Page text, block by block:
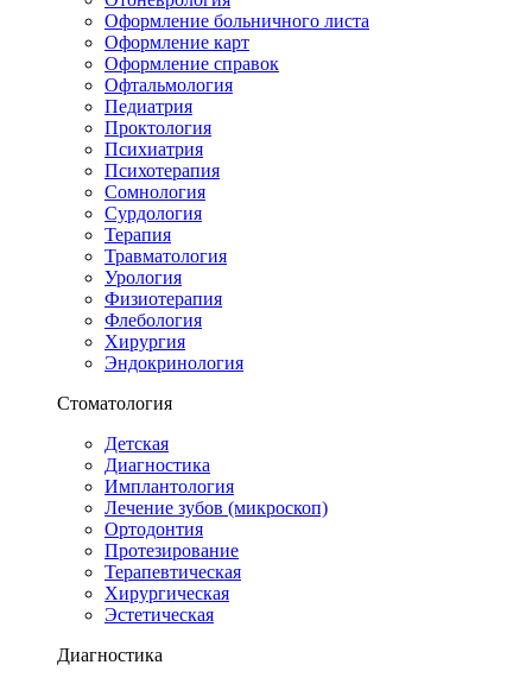
Оформление больничного листа
Оформление карт
Оформление справок
Офтальмология
Педиатрия
Проктология
Психиатрия
Психотерапия
Сомнология
Сурдология
Терапия
Травматология
Урология
Физиотерапия
Флебология
Хирургия
Эндокринология
Стоматология
Детская
Диагностика
Имплантология
Лечение зубов (микроскоп)
Ортодонтия
Протезирование
Терапевтическая
Хирургическая
Эстетическая
Диагностика